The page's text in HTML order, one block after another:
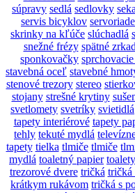
súpravy sedlá sedlovky
servis bicyklov
skrinky na kľúče slúchadlá
snežné frézy spätné
sponkovačky
stavebná oceľ stavebné
stenové trezory stereo
stojany strešné krytiny
svetlomety svetríky svietidlá
tapety interiérové tapety
tehly tekuté mydlá
tapety tielka tlmiče tlmiče
mydlá toaletný papier toalety
trezorové dvere tričká tričká
krátkym rukávom tričká s